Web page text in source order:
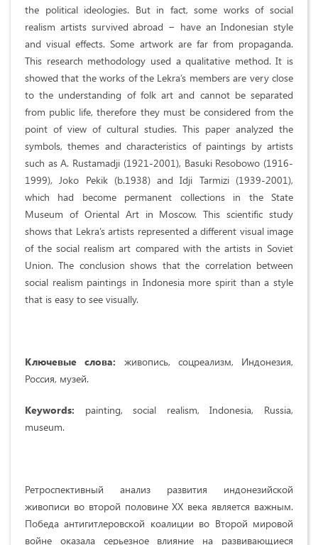
the political ideologies. But in fact, some works of social
realism artists survived abroad − have an Indonesian style
and visual effects. Some artwork are far from propaganda.
This research methodology used a qualitative method. It is
showed that the works of the Lekra’s members are very close
to the understanding of folk art and cannot be separated
from public life, therefore they must be considered from the
point of view of cultural studies. This paper analyzed the
symbols, themes and characteristics of paintings by artists
such as A. Rustamadji (1921-2001), Basuki Resobowo (1916-
1999), Joko Pekik (b.1938) and Idji Tarmizi (1939-2001),
which had become permanent collections in the State
Museum of Oriental Art in Moscow. This scientific study
shows that Lekra’s artists represented a different visual image
of the social realism art compared with the artists in Soviet
Union. The conclusion shows that the correlation between
social realism paintings in Indonesia more spirit than a style
that is easy to see visually.
Ключевые слова: живопись, соцреализм, Индонезия,
Россия, музей.
Keywords: painting, social realism, Indonesia, Russia,
museum.
Ретроспективный анализ развития индонезийской
живописи во второй половине XX века является важным.
Победа антигитлеровской коалиции во Второй мировой
войне оказала серьезное влияние на развивающиеся